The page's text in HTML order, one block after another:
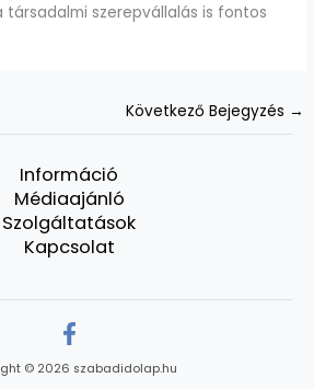
társadalmi szerepvállalás is fontos
Következő Bejegyzés →
Információ
Médiaajánló
Szolgáltatások
Kapcsolat
© 2026 szabadidolap.hu